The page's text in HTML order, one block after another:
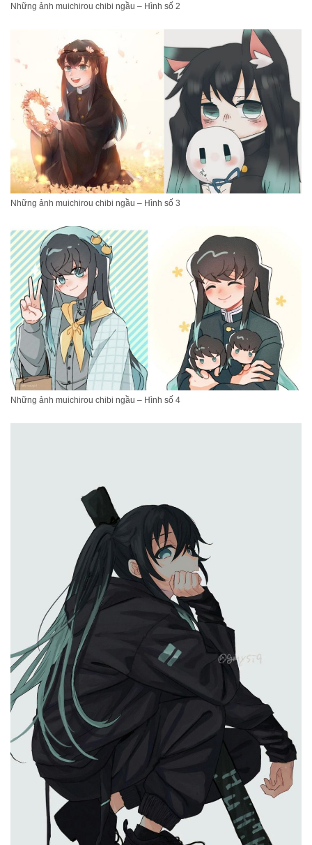
Những ảnh muichirou chibi ngầu – Hình số 2
Những ảnh muichirou chibi ngầu – Hình số 3
Những ảnh muichirou chibi ngầu – Hình số 4